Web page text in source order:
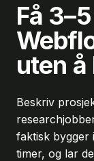
Få
uten
Beskriv
faktisk bygger
timer, og lar